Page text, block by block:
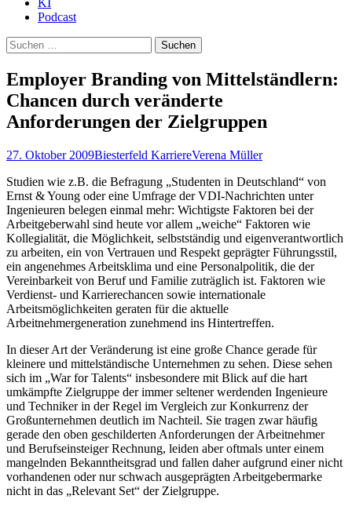
KI
Podcast
Suchen
nach:
Employer Branding von Mittelständlern:
Chancen durch veränderte
Anforderungen der Zielgruppen
27. Oktober 2009Biesterfeld KarriereVerena Müller
Studien wie z.B. die Befragung „Studenten in Deutschland“ von
Ernst & Young oder eine Umfrage der VDI-Nachrichten unter
Ingenieuren belegen einmal mehr: Wichtigste Faktoren bei der
Arbeitgeberwahl sind heute vor allem „weiche“ Faktoren wie
Kollegialität, die Möglichkeit, selbstständig und eigenverantwortlich
zu arbeiten, ein von Vertrauen und Respekt geprägter Führungsstil,
ein angenehmes Arbeitsklima und eine Personalpolitik, die der
Vereinbarkeit von Beruf und Familie zuträglich ist. Faktoren wie
Verdienst- und Karrierechancen sowie internationale
Arbeitsmöglichkeiten geraten für die aktuelle
Arbeitnehmergeneration zunehmend ins Hintertreffen.
In dieser Art der Veränderung ist eine große Chance gerade für
kleinere und mittelständische Unternehmen zu sehen. Diese sehen
sich im „War for Talents“ insbesondere mit Blick auf die hart
umkämpfte Zielgruppe der immer seltener werdenden Ingenieure
und Techniker in der Regel im Vergleich zur Konkurrenz der
Großunternehmen deutlich im Nachteil. Sie tragen zwar häufig
gerade den oben geschilderten Anforderungen der Arbeitnehmer
und Berufseinsteiger Rechnung, leiden aber oftmals unter einem
mangelnden Bekanntheitsgrad und fallen daher aufgrund einer nicht
vorhandenen oder nur schwach ausgeprägten Arbeitgebermarke
nicht in das „Relevant Set“ der Zielgruppe.